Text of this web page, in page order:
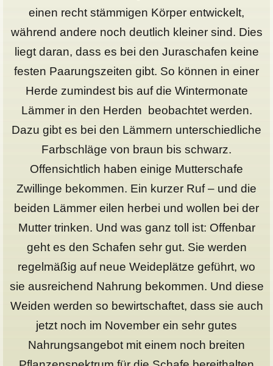
einen recht stämmigen Körper entwickelt,
während andere noch deutlich kleiner sind. Dies
liegt daran, dass es bei den Juraschafen keine
festen Paarungszeiten gibt. So können in einer
Herde zumindest bis auf die Wintermonate
Lämmer in den Herden beobachtet werden.
Dazu gibt es bei den Lämmern unterschiedliche
Farbschläge von braun bis schwarz.
Offensichtlich haben einige Mutterschafe
Zwillinge bekommen. Ein kurzer Ruf – und die
beiden Lämmer eilen herbei und wollen bei der
Mutter trinken. Und was ganz toll ist: Offenbar
geht es den Schafen sehr gut. Sie werden
regelmäßig auf neue Weideplätze geführt, wo
sie ausreichend Nahrung bekommen. Und diese
Weiden werden so bewirtschaftet, dass sie auch
jetzt noch im November ein sehr gutes
Nahrungsangebot mit einem noch breiten